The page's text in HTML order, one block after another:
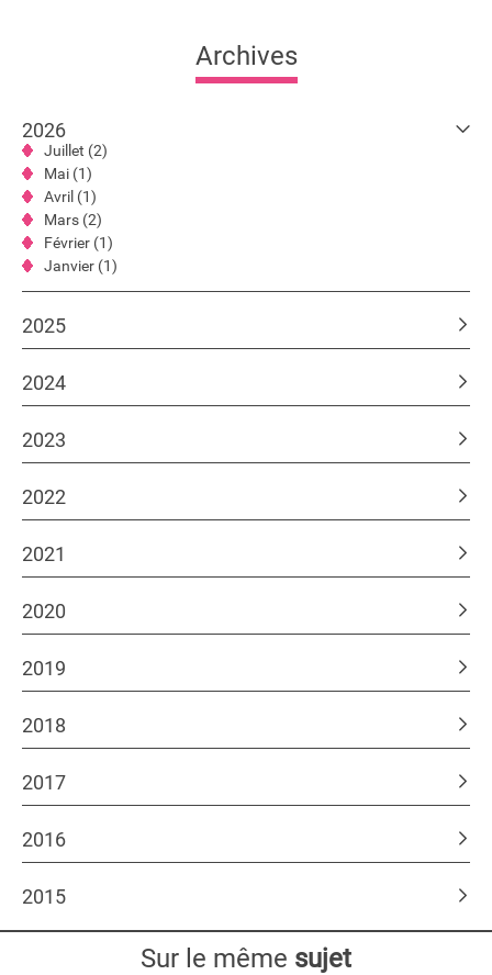
Archives
2026
Juillet (2)
Mai (1)
Avril (1)
Mars (2)
Février (1)
Janvier (1)
2025
2024
2023
2022
2021
2020
2019
2018
2017
2016
2015
Sur le même sujet